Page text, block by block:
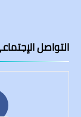
التواصل